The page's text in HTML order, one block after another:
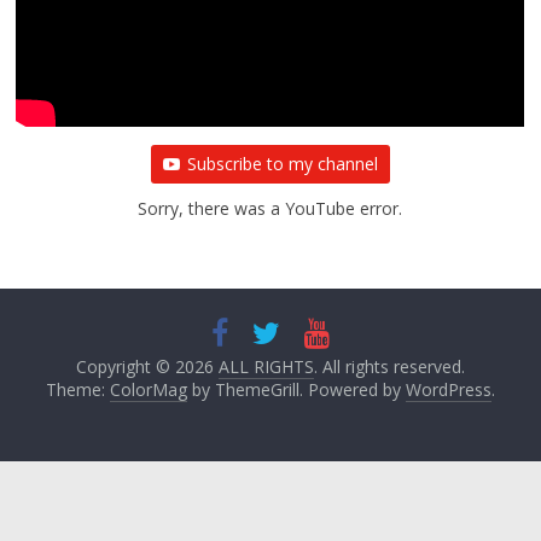
Subscribe to my channel
Sorry, there was a YouTube error.
Copyright © 2026 ALL RIGHTS. All rights reserved.
Theme: ColorMagby ThemeGrill. Powered by WordPress.